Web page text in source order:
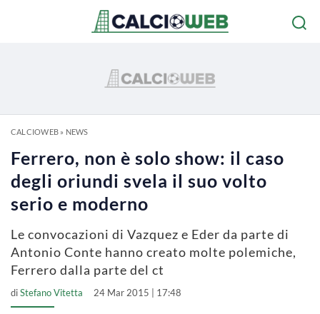
CALCIOWEB» NEWS
Ferrero, non è solo show: il caso
degli oriundi svela il suo volto
serio e moderno
Le convocazioni di Vazquez e Eder da parte di
Antonio Conte hanno creato molte polemiche,
Ferrero dalla parte del ct
diStefano Vitetta 24 Mar 2015 | 17:48